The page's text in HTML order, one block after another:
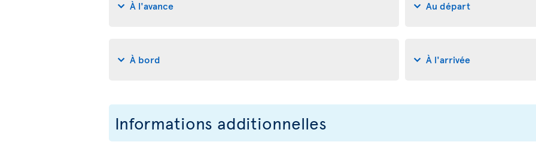
À l'avance Au départ
À bord À l'arrivée
Informations additionnelles